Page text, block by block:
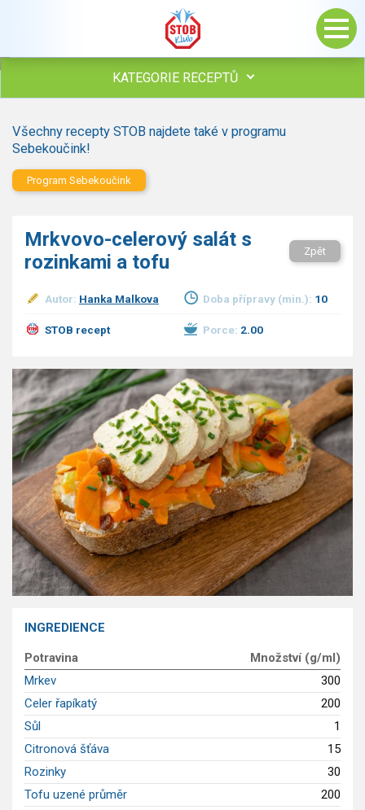
KATEGORIE RECEPTŮ
Polévky
Maso
Saláty
Sladké pokrmy
Ostatní
GLP-1 recepty
Všechny recepty STOB najdete také v programu
Sebekoučink!
Program Sebekoučink
Mrkvovo-celerový salát s
rozinkami a tofu
Zpět
Autor: Hanka Malkova Doba přípravy (min.): 10
STOB recept Porce: 2.00
INGREDIENCE
Potravina
Množství (g/ml)
Mrkev
300
Celer řapíkatý
200
Sůl
1
Citronová šťáva
15
Rozinky
30
Tofu uzené průměr
200